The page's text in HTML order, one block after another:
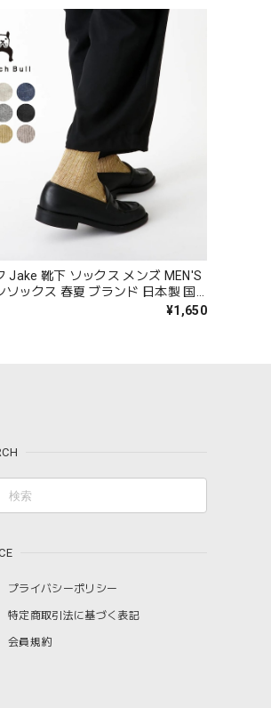
Jake 靴下 ソックス メンズ MEN'S
ソックス 春夏 ブランド 日本製 国
麻 おしゃれ シンプル ギフト プレ
¥1,650
プライバシーポリシー
特定商取引法に基づく表記
会員規約